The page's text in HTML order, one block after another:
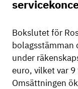
Bokslutet för
bolagsstämman
under
euro, vilket var 9
Omsättningen